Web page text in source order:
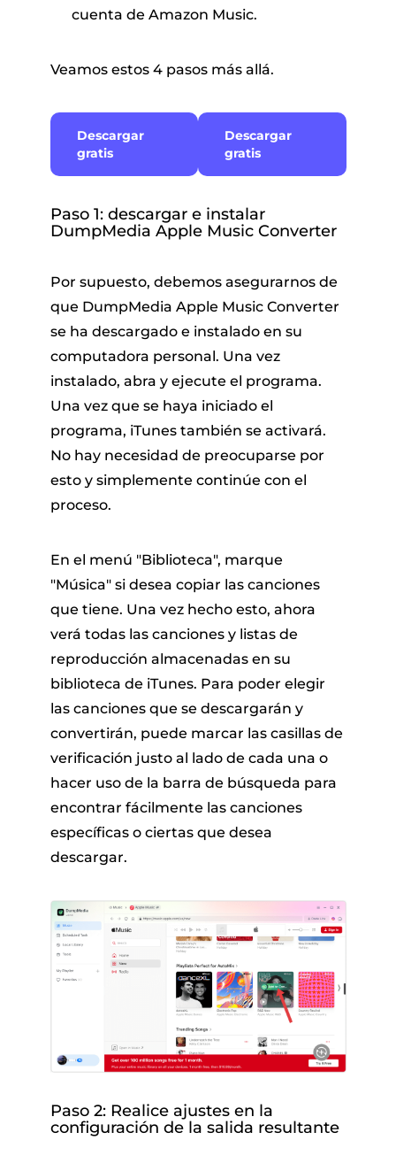
cuenta de Amazon Music.
Veamos estos 4 pasos más allá.
Descargar
gratis
Descargar
gratis
Paso 1: descargar e instalar
DumpMedia Apple Music Converter
Por supuesto, debemos asegurarnos de
que DumpMedia Apple Music Converter
se ha descargado e instalado en su
computadora personal. Una vez
instalado, abra y ejecute el programa.
Una vez que se haya iniciado el
programa, iTunes también se activará.
No hay necesidad de preocuparse por
esto y simplemente continúe con el
proceso.
En el menú "Biblioteca", marque
"Música" si desea copiar las canciones
que tiene. Una vez hecho esto, ahora
verá todas las canciones y listas de
reproducción almacenadas en su
biblioteca de iTunes. Para poder elegir
las canciones que se descargarán y
convertirán, puede marcar las casillas de
verificación justo al lado de cada una o
hacer uso de la barra de búsqueda para
encontrar fácilmente las canciones
específicas o ciertas que desea
descargar.
Paso 2: Realice ajustes en la
configuración de la salida resultante